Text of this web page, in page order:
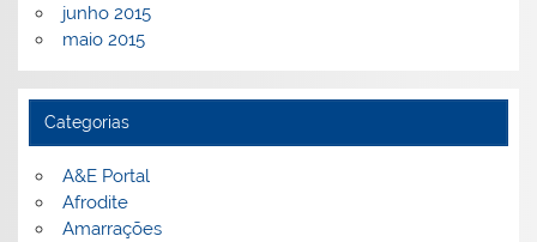
junho 2015
maio 2015
Categorias
A&E Portal
Afrodite
Amarrações